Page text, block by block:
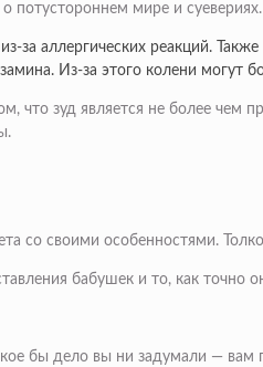
потустороннем мире и
из-за аллергических реакций.
Из-за этого колени могут
что зуд является не более чем
со своими особенностями.
бабушек и то, как точно
бы дело вы ни задумали — вам